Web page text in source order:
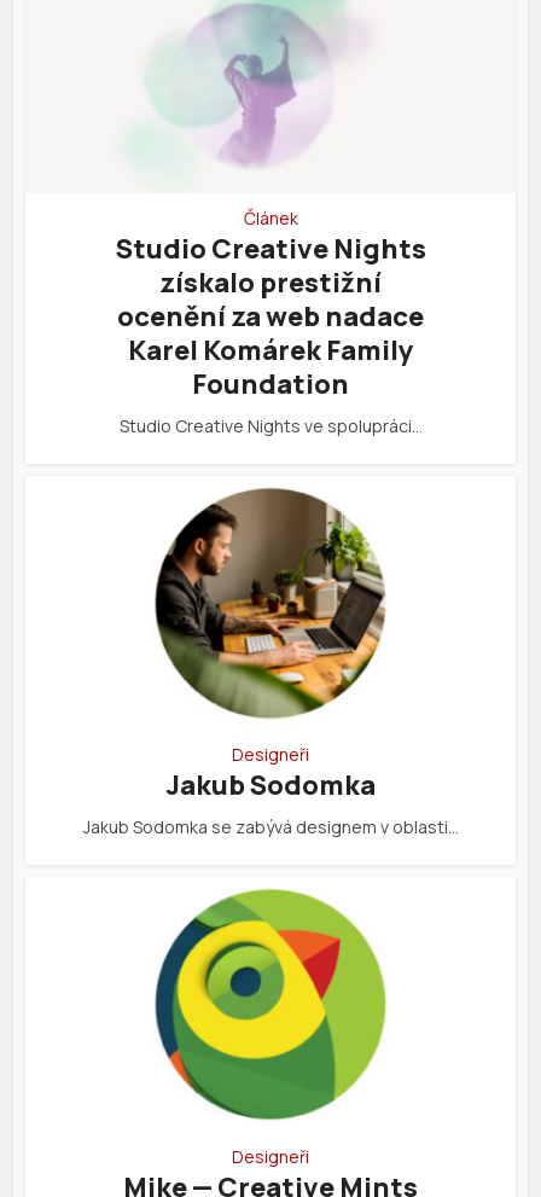
Článek
Studio Creative Nights
získalo prestižní
ocenění za web nadace
Karel Komárek Family
Foundation
Studio Creative Nights ve spolupráci…
Designeři
Jakub Sodomka
Jakub Sodomka se zabývá designem v oblasti…
Designeři
Mike — Creative Mints